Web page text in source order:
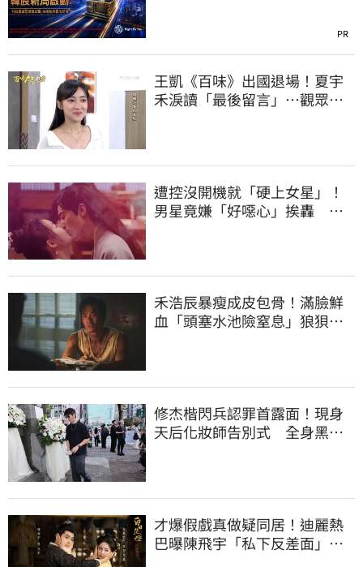
PR
王凱《百味》出國退場！夏宇
禾淚讀「最後留言」…觀眾全
遭控沒開機就「硬上女星」！
男星竟嫌「好噁心」挨轟 親
禾浩辰暴瘦成皮包骨！滿臉鮮
血「頭塞水池險窒息」狼狽模
修杰楷閃兵認罪首露面！現身
天后化妝師告別式 全身黑低
才爆假戲真做疑同居！迪麗熱
巴曝陳飛宇「私下反差面」甜